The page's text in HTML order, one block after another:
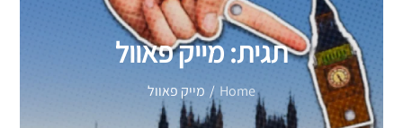
תגית:מייק פאוול
Home מייק פאוול